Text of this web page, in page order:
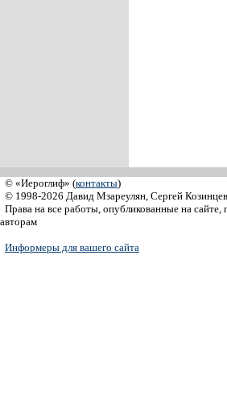
© «Иероглиф» (контакты)
© 1998-2026 Давид Мзареулян, Сергей Козинцев
Права на все работы, опубликованные на сайте,
авторам
Информеры для вашего сайта